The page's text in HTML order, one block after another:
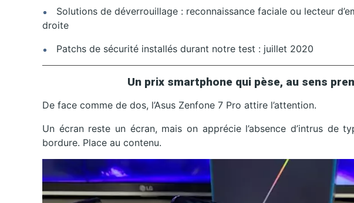
Solutions de déverrouillage : reconnaissance faciale ou lecteur
droite
Patchs de sécurité installés durant notre test : juillet 2020
Un prix smartphone qui pèse, au sens
De face comme de dos, l’Asus Zenfone 7 Pro attire l’attention.
Un écran reste un écran, mais on apprécie l’absence d’intrus de
bordure. Place au contenu.